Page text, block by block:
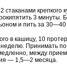
стаканами крепкого
3 минуты.
и пить за
в кашицу, 10
неделю. Принимать
между
— 1,5—2 месяца.